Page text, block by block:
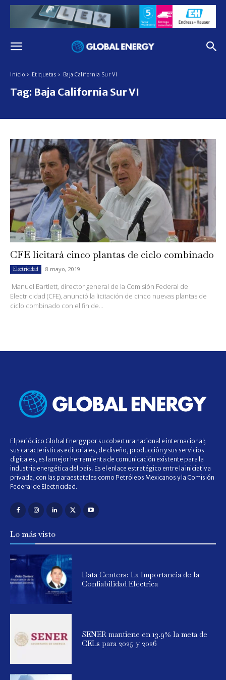
Inicio Etiquetas Baja California Sur VI
Tag: Baja California Sur VI
CFE licitará cinco plantas de ciclo combinado
Electricidad 8 mayo, 2019
Manuel Bartlett, director general de la Comisión Federal de
Electricidad (CFE), anunció la licitación de cinco nuevas plantas de
ciclo combinado con el fin de...
El periódico Global Energy por su cobertura nacional e internacional;
sus características editoriales, de diseño, producción y sus servicios
digitales, es la mejor herramienta de comunicación existente para la
industria energética del país. Es el enlace estratégico entre la iniciativa
privada, con las paraestatales como Petróleos Mexicanos y la Comisión
Federal de Electricidad.
Lo más visto
Data Centers: La Importancia de la
Confiabilidad Eléctrica
SENER mantiene en 13.9% la meta de
CELs para 2025 y 2026